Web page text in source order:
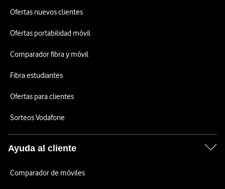
Ofertas nuevos clientes
Ofertas portabilidad móvil
Comparador fibra y móvil
Fibra estudiantes
Ofertas para clientes
Sorteos Vodafone
Ayuda al cliente
Comparador de móviles